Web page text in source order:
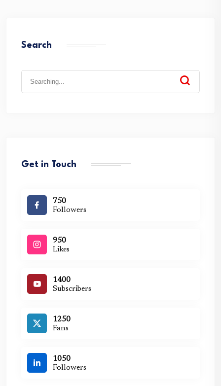
Search
Get in Touch
750
Followers
950
Likes
1400
Subscribers
1250
Fans
1050
Followers